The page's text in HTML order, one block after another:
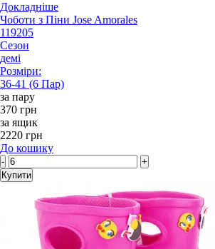
Докладніше
Чоботи з Піни Jose Amorales
119205
Сезон
демі
Розміри:
36-41 (6 Пар)
за пару
370 грн
за ящик
2220 грн
До кошику
-
+
Купити